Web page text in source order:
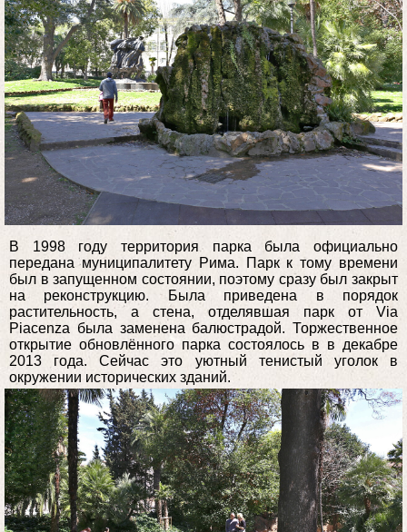
В 1998 году территория парка была официально
передана муниципалитету Рима. Парк к тому времени
был в запущенном состоянии, поэтому сразу был закрыт
на реконструкцию. Была приведена в порядок
растительность, а стена, отделявшая парк от Via
Piacenza была заменена балюстрадой. Торжественное
открытие обновлённого парка состоялось в в декабре
2013 года. Сейчас это уютный тенистый уголок в
окружении исторических зданий.